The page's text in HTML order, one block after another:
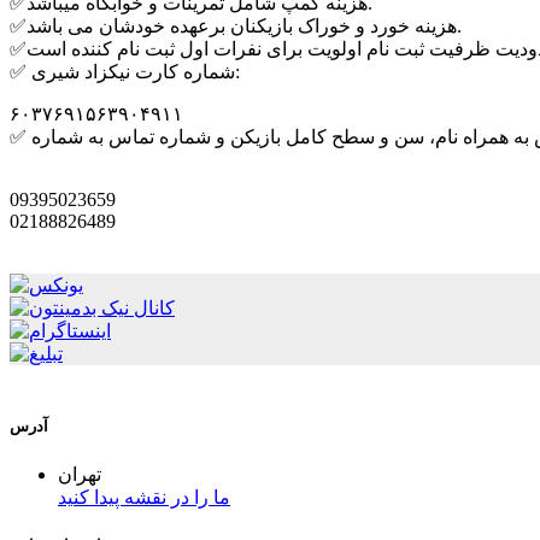
✅هزینه خورد و خوراک بازیکنان برعهده خودشان می باشد.
✅ شماره کارت نیکزاد شیری:
۶۰۳۷۶۹۱۵۶۳۹۰۴۹۱۱
09395023659
02188826489
آدرس
تهران
ما را در نقشه پیدا کنید